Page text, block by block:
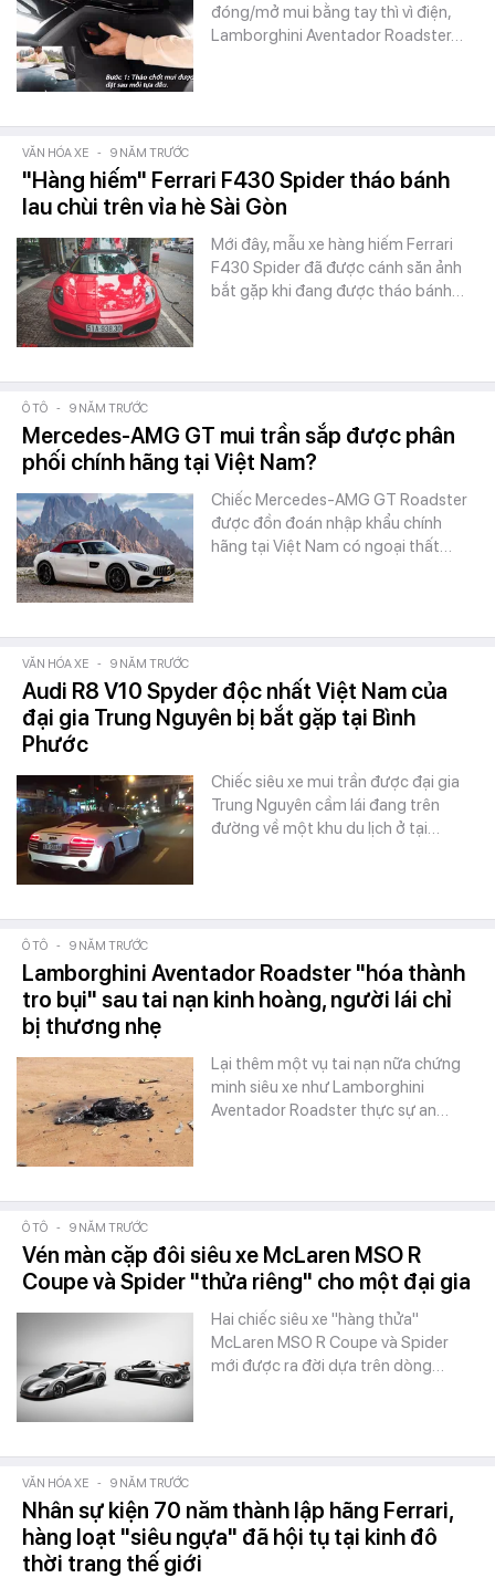
đóng/mở mui bằng tay thì vì điện,
Lamborghini Aventador Roadster…
VĂN HÓA XE - 9 NĂM TRƯỚC
"Hàng hiếm" Ferrari F430 Spider tháo bánh
lau chùi trên vỉa hè Sài Gòn
Mới đây, mẫu xe hàng hiếm Ferrari
F430 Spider đã được cánh săn ảnh
bắt gặp khi đang được tháo bánh…
Ô TÔ - 9 NĂM TRƯỚC
Mercedes-AMG GT mui trần sắp được phân
phối chính hãng tại Việt Nam?
Chiếc Mercedes-AMG GT Roadster
được đồn đoán nhập khẩu chính
hãng tại Việt Nam có ngoại thất…
VĂN HÓA XE - 9 NĂM TRƯỚC
Audi R8 V10 Spyder độc nhất Việt Nam của
đại gia Trung Nguyên bị bắt gặp tại Bình
Phước
Chiếc siêu xe mui trần được đại gia
Trung Nguyên cầm lái đang trên
đường về một khu du lịch ở tại…
Ô TÔ - 9 NĂM TRƯỚC
Lamborghini Aventador Roadster "hóa thành
tro bụi" sau tai nạn kinh hoàng, người lái chỉ
bị thương nhẹ
Lại thêm một vụ tai nạn nữa chứng
minh siêu xe như Lamborghini
Aventador Roadster thực sự an…
Ô TÔ - 9 NĂM TRƯỚC
Vén màn cặp đôi siêu xe McLaren MSO R
Coupe và Spider "thửa riêng" cho một đại gia
Hai chiếc siêu xe "hàng thửa"
McLaren MSO R Coupe và Spider
mới được ra đời dựa trên dòng…
VĂN HÓA XE - 9 NĂM TRƯỚC
Nhân sự kiện 70 năm thành lập hãng Ferrari,
hàng loạt "siêu ngựa" đã hội tụ tại kinh đô
thời trang thế giới